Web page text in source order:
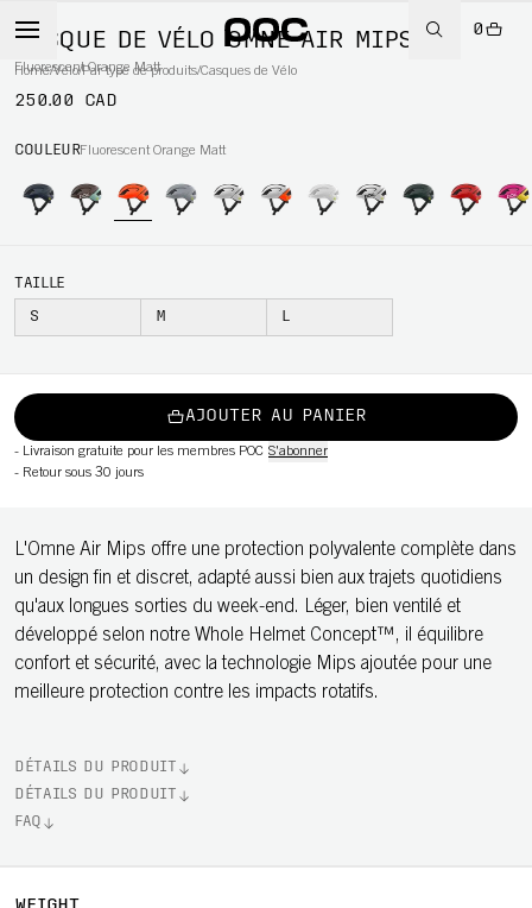
0
Home/Vélo/Par type de produits/Casques de Vélo
CASQUE DE VÉLO OMNE AIR MIPS
Fluorescent Orange Matt
250.00 CAD
COULEURFluorescent Orange Matt
TAILLE
S M L
AJOUTER AU PANIER
- Livraison gratuite pour les membres POC S'abonner
- Retour sous 30 jours
L'Omne Air Mips offre une protection polyvalente complète dans
un design fin et discret, adapté aussi bien aux trajets quotidiens
qu'aux longues sorties du week-end. Léger, bien ventilé et
développé selon notre Whole Helmet Concept™, il équilibre
confort et sécurité, avec la technologie Mips ajoutée pour une
meilleure protection contre les impacts rotatifs.
DÉTAILS DU PRODUIT
DÉTAILS DU PRODUIT
FAQ